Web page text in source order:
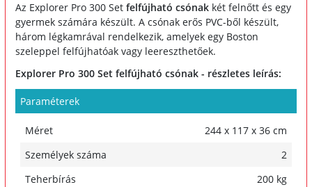
Az Explorer Pro 300 Set felfújható csónak két felnőtt és egy
gyermek számára készült. A csónak erős PVC-ből készült,
három légkamrával rendelkezik, amelyek egy Boston
szeleppel felfújhatóak vagy leereszthetőek.
Explorer Pro 300 Set felfújható csónak - részletes leírás:
Paraméterek
Méret
244 x 117 x 36 cm
Személyek száma
2
Teherbírás
200 kg